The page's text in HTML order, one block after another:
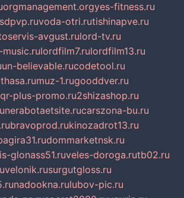
orgmanagement.orgyes-fitness.ru
voda-otri.rutishinapve.ru
avgust.rulord-tv.ru
lordfilm7.rulordfilm13.ru
un-believable.rucodetool.ru
muz-1.rugooddver.ru
qr-plus-promo.ru2shizashop.ru
nerabotaetsite.rucarszona-bu.ru
bravoprod.rukinozadrot13.ru
dommarketnsk.ru
glonass51.ruveles-doroga.rutb02.ru
velonik.rusurgutgloss.ru
nadookna.rulubov-pic.ru